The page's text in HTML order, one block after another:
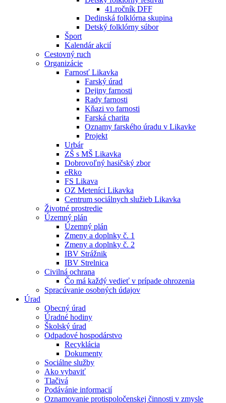
41.ročník DFF
Dedinská folklórna skupina
Detský folklórny súbor
Šport
Kalendár akcií
Cestovný ruch
Organizácie
Farnosť Likavka
Farský úrad
Dejiny farnosti
Rady farnosti
Kňazi vo farnosti
Farská charita
Oznamy farského úradu v Likavke
Projekt
Urbár
ZŠ s MŠ Likavka
Dobrovoľný hasičský zbor
eRko
FS Likava
OZ Meteníci Likavka
Centrum sociálnych služieb Likavka
Životné prostredie
Územný plán
Územný plán
Zmeny a doplnky č. 1
Zmeny a doplnky č. 2
IBV Strážnik
IBV Strelnica
Civilná ochrana
Čo má každý vedieť v prípade ohrozenia
Spracúvanie osobných údajov
Úrad
Obecný úrad
Úradné hodiny
Školský úrad
Odpadové hospodárstvo
Recyklácia
Dokumenty
Sociálne služby
Ako vybaviť
Tlačivá
Podávánie informacií
Oznamovanie protispoločenskej činnosti v zmysle